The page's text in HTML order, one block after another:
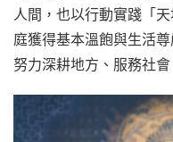
人間，也以行動實踐「
庭獲得基本溫飽與生活
努力深耕地方、服務社